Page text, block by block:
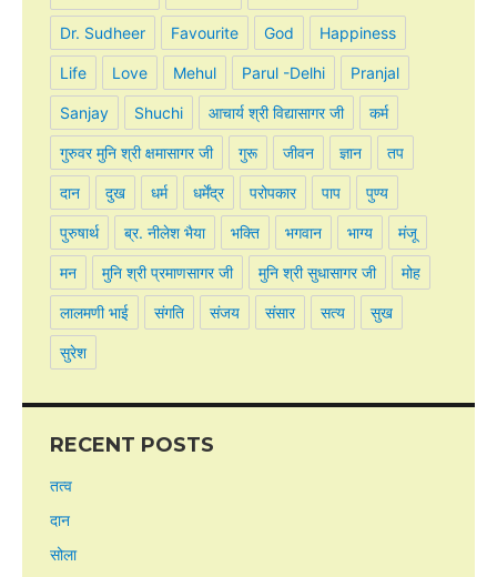
Dr. Sudheer Favourite God Happiness
Life Love Mehul Parul -Delhi Pranjal
Sanjay Shuchi आचार्य श्री विद्यासागर जी कर्म
गुरुवर मुनि श्री क्षमासागर जी गुरू जीवन ज्ञान तप
दान दुख धर्म धर्मेंद्र परोपकार पाप पुण्य
पुरुषार्थ ब्र. नीलेश भैया भक्ति भगवान भाग्य मंजू
मन मुनि श्री प्रमाणसागर जी मुनि श्री सुधासागर जी मोह
लालमणी भाई संगति संजय संसार सत्य सुख
सुरेश
RECENT POSTS
तत्व
दान
सोला